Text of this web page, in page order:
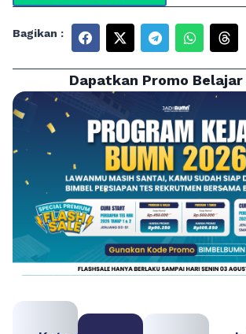
Bagikan :
Dapatkan Promo